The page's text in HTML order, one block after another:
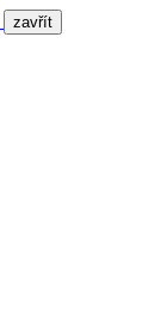
zavřít